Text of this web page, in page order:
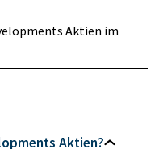
Aktien im
Aktien?